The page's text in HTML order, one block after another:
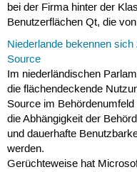
bei der Firma hinter der
Benutzerflächen Qt, die
Niederlande bekennen
Source
Im niederländischen
die flächendeckende
Source im
die Abhängigkeit der
und dauerhafte
werden.
Gerüchteweise hat